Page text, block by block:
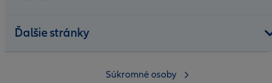
Ďalšie stránky
Súkromné osoby